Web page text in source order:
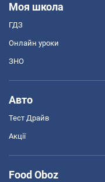
Моя школа
ГДЗ
Онлайн уроки
ЗНО
Авто
Тест Драйв
Акції
Food Oboz